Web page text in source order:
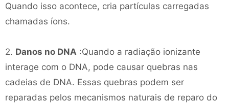
Quando isso acontece, cria partículas carregadas
chamadas íons.
2. Danos no DNA :Quando a radiação ionizante
interage com o DNA, pode causar quebras nas
cadeias de DNA. Essas quebras podem ser
reparadas pelos mecanismos naturais de reparo do